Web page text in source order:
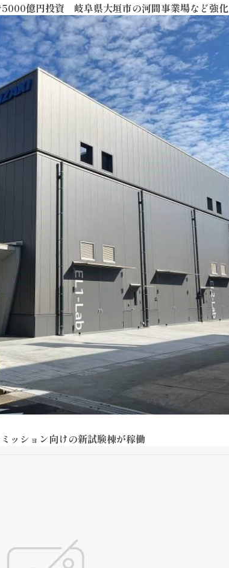
億円投資 岐阜県大垣市の河間事業場など強化
ッション向けの新試験棟が稼働